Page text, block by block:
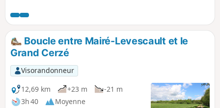
Boucle entre Mairé-Levescault et le
Grand Cerzé
Visorandonneur
12,69 km
+23 m
-21 m
3h 40
Moyenne